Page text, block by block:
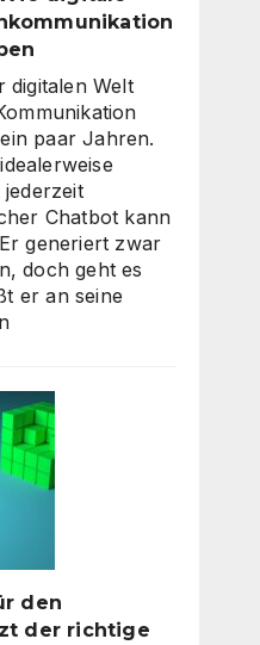
digitalen Welt
paar Jahren.
Chatbot kann
generiert zwar
doch geht es
er an seine
den
der richtige